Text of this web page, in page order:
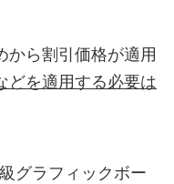
から割引価格が適用
どを適用する必要は
グラフィックボー